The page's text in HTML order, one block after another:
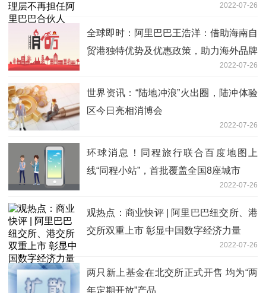
2022-07-26
全球即时：阿里巴巴王浩洋：借助海南自
贸港独特优势及优惠政策，助力海外品牌
2022-07-26
世界资讯：“陆地冲浪”火出圈，陆冲体验
区今日亮相消博会
2022-07-26
环球消息！同程旅行联合百度地图上
线“同程小站”，首批覆盖全国8座城市
2022-07-26
观热点：商业快评 | 阿里巴巴纽交所、港
交所双重上市 彰显中国数字经济力量
2022-07-26
两只新上基金在北交所正式开售 均为“两
年定期开放”产品